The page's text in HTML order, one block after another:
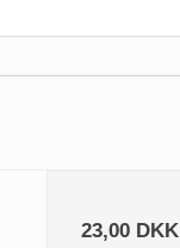
23,00 DKK